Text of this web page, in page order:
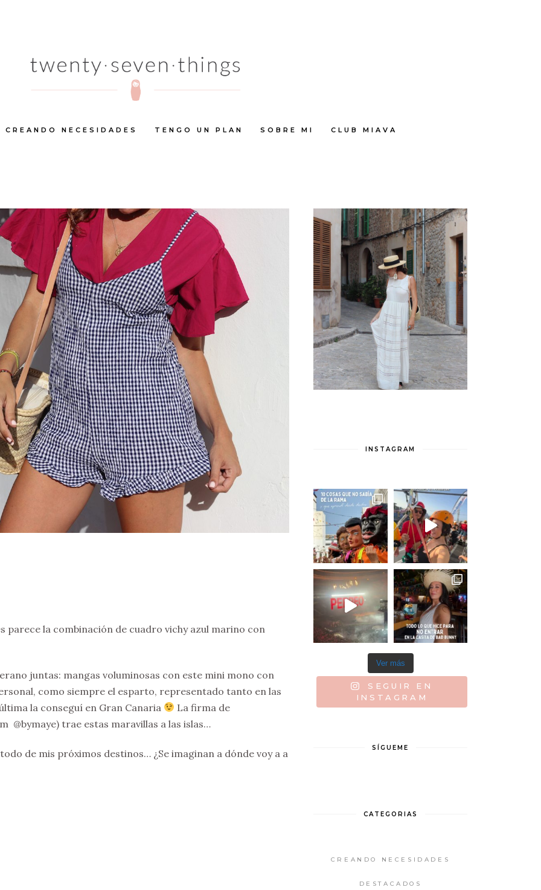
CREANDO NECESIDADES TENGO UN PLAN SOBRE MI CLUB MIAVA
parece la combinación de cuadro vichy azul marino con
juntas: mangas voluminosas con este mini mono con
como siempre el esparto, representado tanto en las
la conseguí en Gran Canaria
La firma de
@bymaye) trae estas maravillas a las islas…
de mis próximos destinos… ¿Se imaginan a dónde voy a a
INSTAGRAM
Ver más
SEGUIR EN
INSTAGRAM
SÍGUEME
CATEGORIAS
CREANDO NECESIDADES
DESTACADOS